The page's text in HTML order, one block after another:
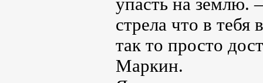
упасть на землю.
стрела что в тебя
так то просто
Маркин.